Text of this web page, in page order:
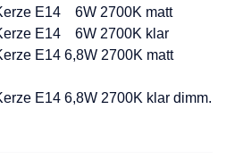
E14 6W 2700K matt
E14 6W 2700K klar
E14 6,8W 2700K matt
E14 6,8W 2700K klar dimm.